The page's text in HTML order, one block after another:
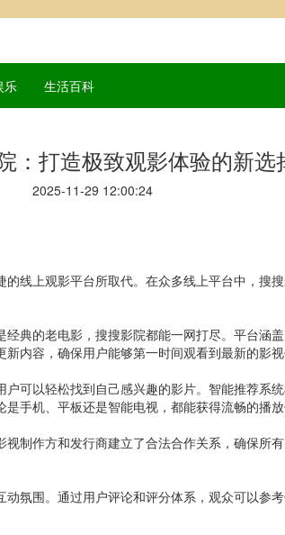
乐 生活百科
：打造极致观影体验的新选
2025-11-29 12:00:24
线上观影平台所取代。在众多线上平台中，搜
典的老电影，搜搜影院都能一网打尽。平台涵
内容，确保用户能够第一时间观看到最新的影视
可以轻松找到自己感兴趣的影片。智能推荐系
手机、平板还是智能电视，都能获得流畅的播放
制作方和发行商建立了合法合作关系，确保所
氛围。通过用户评论和评分体系，观众可以参